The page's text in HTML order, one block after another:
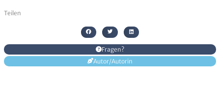
Teilen
Fragen?
Autor/Autorin